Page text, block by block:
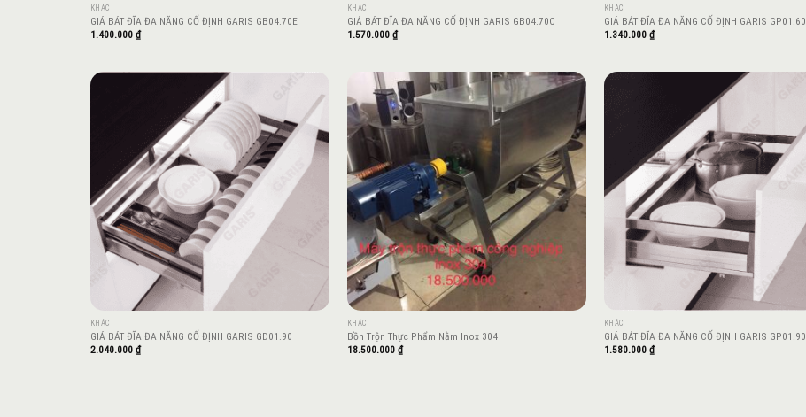
KHÁC
GIÁ BÁT ĐĨA ĐA NĂNG CỐ ĐỊNH GARIS GB04.70E
1.400.000 ₫
KHÁC
GIÁ BÁT ĐĨA ĐA NĂNG CỐ ĐỊNH GARIS GB04.70C
1.570.000 ₫
KHÁC
GIÁ BÁT ĐĨA ĐA NĂNG CỐ ĐỊNH GARIS GP01.60
1.340.000 ₫
Add to
wishlist
KHÁC
GIÁ BÁT ĐĨA ĐA NĂNG CỐ ĐỊNH GARIS GD01.90
2.040.000 ₫
KHÁC
Bồn Trộn Thực Phẩm Nằm Inox 304
18.500.000 ₫
KHÁC
GIÁ BÁT ĐĨA ĐA NĂNG CỐ ĐỊNH GARIS GP01.90
1.580.000 ₫